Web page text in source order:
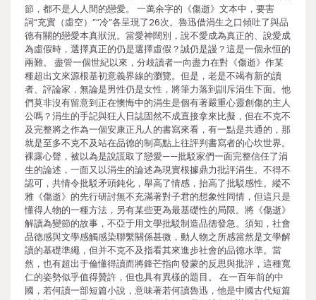
節，都不是人人間的戀愛。 一萬余字的《傷逝》文本中，要害
詞“充實（虛空）”“冷”各呈現了26次。魯迅借涓生之口傾吐了與品
德有關的戀愛本真狀況。當愛神闊別，說不愛成為真正的、說愛成
為虛假時，選擇真正的仍是選擇虛假？誠仍是謾？這是一個永恒的
兩難。 盡管一個世紀以來，分歧讀者一向盡力在對《傷逝》作某
種超出文來源根基初意義界線的瀏覽。但是，老是不竭有新的讀
者、評論家，無論是男性仍是女性，將筆力落到訓斥涓生下面。他
們莫非沒有留意到正在懊悔中的涓生是個有著嚴重心靈創傷的主人
公嗎？涓生的手記與狂人日誌固然不成直接拿來比擬，但在不克不
及完整將之作為一個安康正凡人的書寫來看，有一點是共通的，那
就是至多不克不及站在品德的制高點上往評判書寫者的心坎世界。
裸露心聲，被以為是說謊取了戀愛——批駁家們一面完整信任了涓
生的論述，一面又以涓生的論述為現實根據鼎力批評涓生。不得不
認可，共情令批駁矛頭鈍化，舉高了情感，抬高了批駁感性。縱不
雅《傷逝》的先行研討無不充滿著對子君的想象性同情，但這只是
懂得人物的一種方法，另有某些更為最基礎性的局限。將《傷逝》
解讀為變節的故事，不亞于用文學批駁制造品德發急。須知，社會
品德感與文學感觸感染聯繫關係甚微，動人物之所感當然是文學解
讀的基礎準繩，但并不克不及指看其來進步社會的品德水準。當
然，也有超出于倫懂得讀而將鋒芒指向發蒙的反思與批評，這種寬
仁的姿勢似乎值得贊許，但也具有異樣的題目。 在一百年前的中
國，若何讀一部短篇小說，意味著若何讀魯迅，他是中國古代短篇